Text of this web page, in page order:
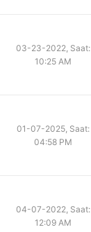
03-23-2022, Saat:
10:25 AM
01-07-2025, Saat:
04:58 PM
04-07-2022, Saat:
12:09 AM